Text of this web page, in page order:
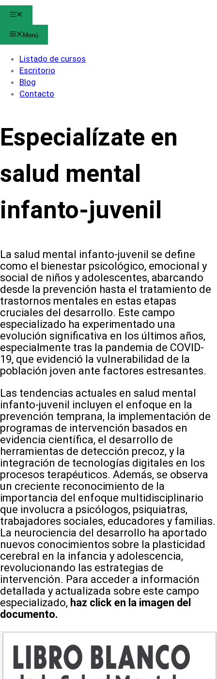
Menú
Listado de cursos
Escritorio
Blog
Contacto
Especialízate en
salud mental
infanto-juvenil
La salud mental infanto-juvenil se define
como el bienestar psicológico, emocional y
social de niños y adolescentes, abarcando
desde la prevención hasta el tratamiento de
trastornos mentales en estas etapas
cruciales del desarrollo. Este campo
especializado ha experimentado una
evolución significativa en los últimos años,
especialmente tras la pandemia de COVID-
19, que evidenció la vulnerabilidad de la
población joven ante factores estresantes.
Las tendencias actuales en salud mental
infanto-juvenil incluyen el enfoque en la
prevención temprana, la implementación de
programas de intervención basados en
evidencia científica, el desarrollo de
herramientas de detección precoz, y la
integración de tecnologías digitales en los
procesos terapéuticos. Además, se observa
un creciente reconocimiento de la
importancia del enfoque multidisciplinario
que involucra a psicólogos, psiquiatras,
trabajadores sociales, educadores y familias.
La neurociencia del desarrollo ha aportado
nuevos conocimientos sobre la plasticidad
cerebral en la infancia y adolescencia,
revolucionando las estrategias de
intervención. Para acceder a información
detallada y actualizada sobre este campo
especializado, haz click en la imagen del
documento.